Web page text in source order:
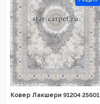
Ковер Лакшери 91204 25601